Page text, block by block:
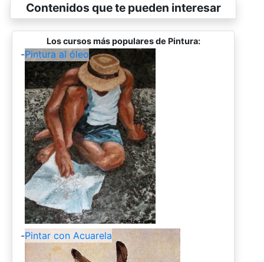
Contenidos que te pueden interesar
Los cursos más populares de Pintura:
-Pintura al óleo
-Pintar con Acuarela